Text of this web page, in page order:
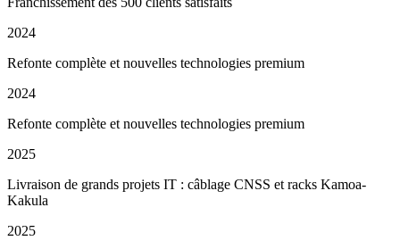
2024
Refonte complète et nouvelles technologies premium
2024
Refonte complète et nouvelles technologies premium
2025
Livraison de grands projets IT : câblage CNSS et racks Kamoa-
Kakula
2025